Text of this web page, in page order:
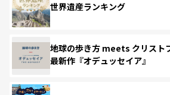
世界遺産ランキング
地球の歩き方 meets クリスト
最新作『オデュッセイア』